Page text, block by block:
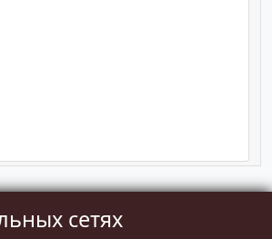
сетях